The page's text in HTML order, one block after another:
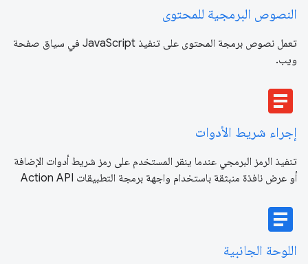
النصوص البرمجية للمحتوى
تعمل نصوص برمجة المحتوى على تنفيذ JavaScript في سياق صفحة
ويب.
article
إجراء شريط الأدوات
تنفيذ الرمز البرمجي عندما ينقر المستخدم على رمز شريط أدوات الإضافة
أو عرض نافذة منبثقة باستخدام واجهة برمجة التطبيقات Action API
article
اللوحة الجانبية